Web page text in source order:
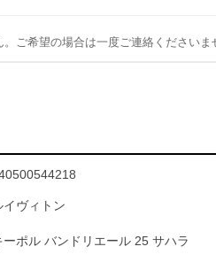
ご希望の場合は一度ご連絡くださいま
イヴィトン
ーポル バンドリエール 25 サハラ